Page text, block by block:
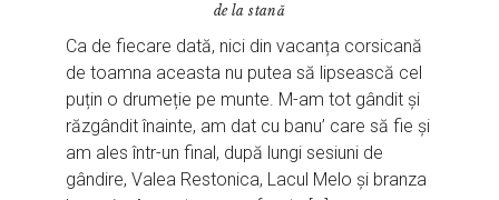
de la stană
Ca de fiecare dată, nici din vacanța corsicană
de toamna aceasta nu putea să lipsească cel
puțin o drumeție pe munte. M-am tot gândit și
răzgândit înainte, am dat cu banu’ care să fie și
am ales într-un final, după lungi sesiuni de
gândire, Valea Restonica, Lacul Melo și branza